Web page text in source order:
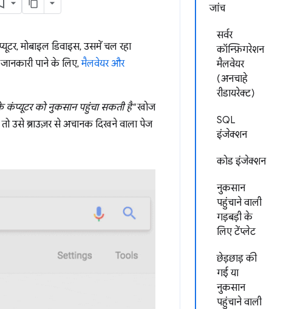
जांच
सर्वर
कॉन्फ़िगरेशन
मैलवेयर
(अनचाहे
रीडायरेक्ट)
SQL
इंजेक्शन
कोड इंजेक्शन
नुकसान
पहुंचाने वाली
गड़बड़ी के
लिए टेंप्लेट
छेड़छाड़ की
गई या
नुकसान
पहुंचाने वाली
मोबाइल डिवाइस, उसमें चल रहा
पाने के लिए,मैलवेयर और
कंप्यूटर को नुकसान पहुंचा सकती है"खोज
उसे ब्राउज़र से अचानक दिखने वाला पेज